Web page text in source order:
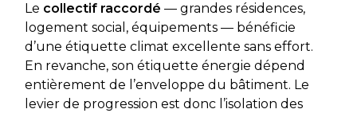
Le collectif raccordé — grandes résidences,
logement social, équipements — bénéficie
d’une étiquette climat excellente sans effort.
En revanche, son étiquette énergie dépend
entièrement de l’enveloppe du bâtiment. Le
levier de progression est donc l’isolation des